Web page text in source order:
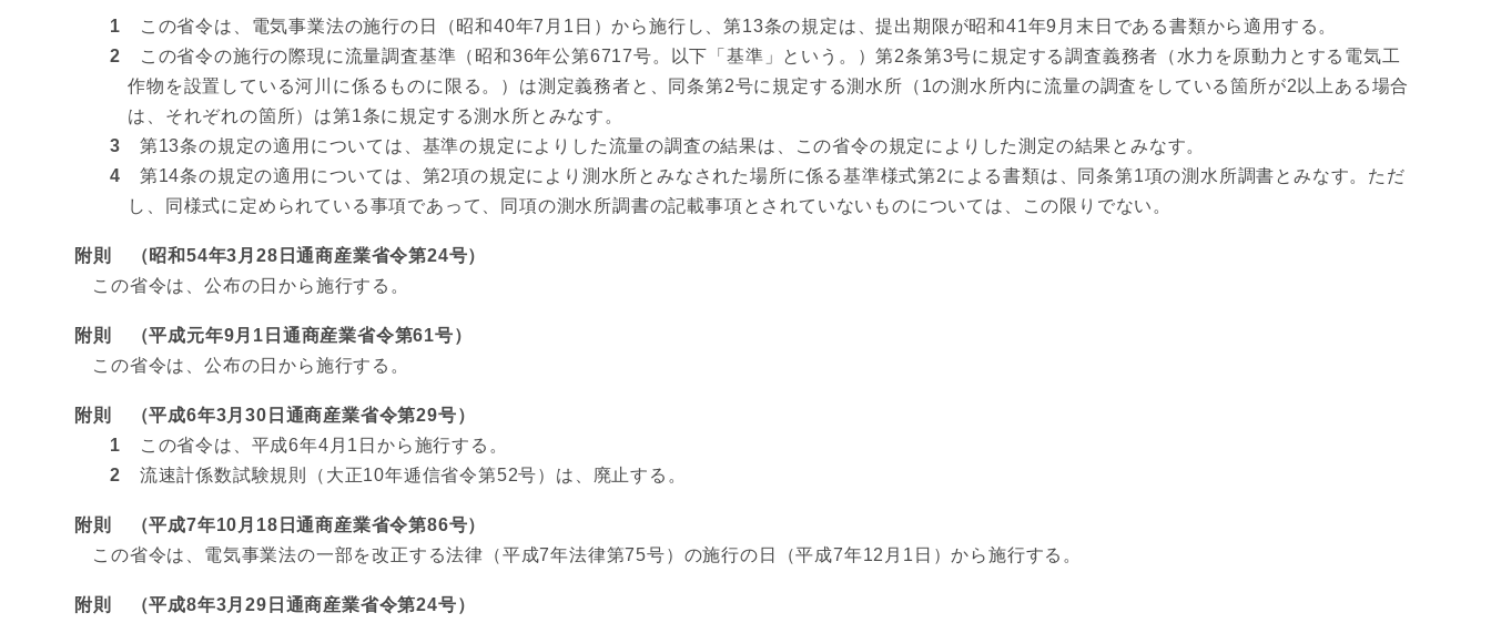
1 この省令は、電気事業法の施行の日（昭和40年7月1日）から施行し、第13条の規定は、提出期限が昭和41年9月末日である書類から適用する。
2 この省令の施行の際現に流量調査基準（昭和36年公第6717号。以下「基準」という。）第2条第3号に規定する調査義務者（水力を原動力とする電気工
作物を設置している河川に係るものに限る。）は測定義務者と、同条第2号に規定する測水所（1の測水所内に流量の調査をしている箇所が2以上ある場合
は、それぞれの箇所）は第1条に規定する測水所とみなす。
3 第13条の規定の適用については、基準の規定によりした流量の調査の結果は、この省令の規定によりした測定の結果とみなす。
4 第14条の規定の適用については、第2項の規定により測水所とみなされた場所に係る基準様式第2による書類は、同条第1項の測水所調書とみなす。ただ
し、同様式に定められている事項であって、同項の測水所調書の記載事項とされていないものについては、この限りでない。
附則 （昭和54年3月28日通商産業省令第24号）
この省令は、公布の日から施行する。
附則 （平成元年9月1日通商産業省令第61号）
この省令は、公布の日から施行する。
附則 （平成6年3月30日通商産業省令第29号）
1 この省令は、平成6年4月1日から施行する。
2 流速計係数試験規則（大正10年逓信省令第52号）は、廃止する。
附則 （平成7年10月18日通商産業省令第86号）
この省令は、電気事業法の一部を改正する法律（平成7年法律第75号）の施行の日（平成7年12月1日）から施行する。
附則 （平成8年3月29日通商産業省令第24号）